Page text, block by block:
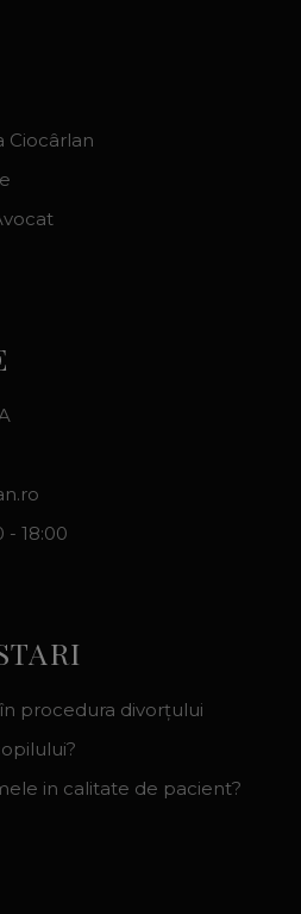
Ciocârlan
- 18:00
procedura divorțului
in calitate de pacient?